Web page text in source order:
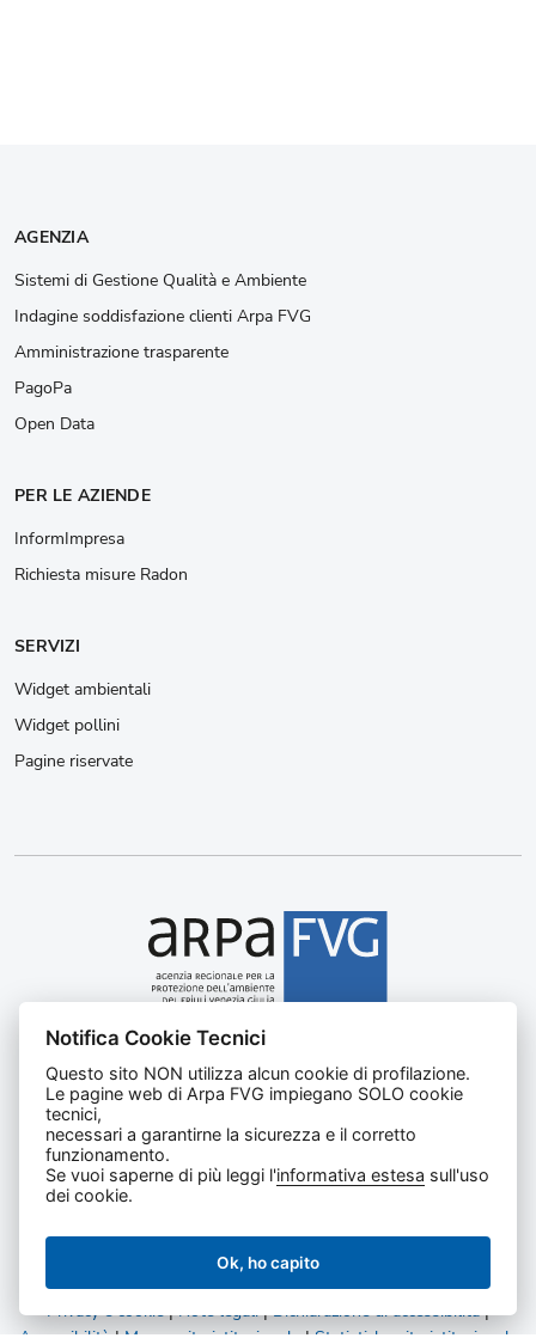
AGENZIA
Sistemi di Gestione Qualità e Ambiente
Indagine soddisfazione clienti Arpa FVG
Amministrazione trasparente
PagoPa
Open Data
PER LE AZIENDE
InformImpresa
Richiesta misure Radon
SERVIZI
Widget ambientali
Widget pollini
Pagine riservate
Agenzia regionale per la protezione dell’ambiente del
Friuli Venezia Giulia
C.F. e P. IVA 02096520305
Tel 0432 1918111
Privacy e cookie|Note legali|Dichiarazione di accessibilità|
Notifica Cookie Tecnici
Questo sito NON utilizza alcun cookie di profilazione.
Le pagine web di Arpa FVG impiegano SOLO cookie
tecnici,
necessari a garantirne la sicurezza e il corretto
funzionamento.
Se vuoi saperne di più leggi l'informativa estesa sull'uso
dei cookie.
Ok, ho capito